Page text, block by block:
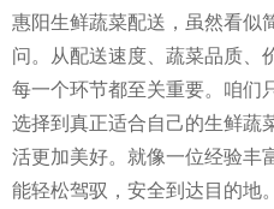
惠阳生鲜蔬菜配送，虽然看似
问。从配送速度、蔬菜品质、
每一个环节都至关重要。咱们
选择到真正适合自己的生鲜蔬
活更加美好。就像一位经验丰
能轻松驾驭，安全到达目的地。